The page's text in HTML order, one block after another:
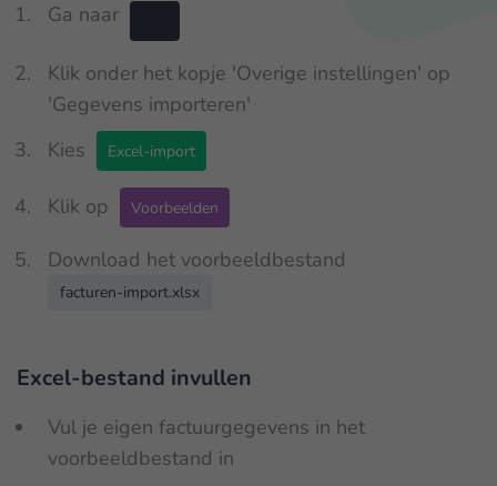
Ga naar
Klik onder het kopje 'Overige instellingen' op
'Gegevens importeren'
Kies
Excel-import
Klik op Voorbeelden
Download het voorbeeldbestand
facturen-import.xlsx
Excel-bestand invullen
Vul je eigen factuurgegevens in het
voorbeeldbestand in